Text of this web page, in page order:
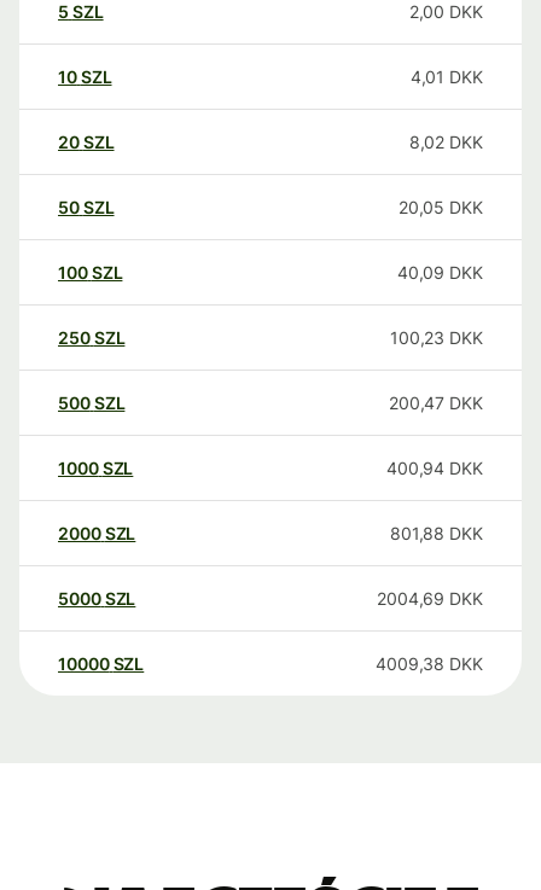
5 SZL 2,00 DKK
10SZL 4,01 DKK
20SZL 8,02 DKK
50SZL 20,05 DKK
100SZL 40,09 DKK
250SZL 100,23 DKK
500SZL 200,47 DKK
1000SZL 400,94 DKK
2000SZL 801,88 DKK
5000SZL 2004,69 DKK
10000 SZL 4009,38 DKK